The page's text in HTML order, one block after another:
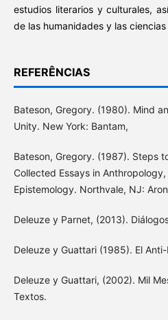
estudios literarios y culturales,
de las humanidades y las
REFERÊNCIAS
Bateson, Gregory. (1980). Mind
Unity. New York: Bantam,
Bateson, Gregory. (1987). Steps
Collected Essays in
Epistemology. Northvale, NJ:
Deleuze y Parnet, (2013).
Deleuze y Guattari (1985). El
Deleuze y Guattari, (2002). Mil
Textos.